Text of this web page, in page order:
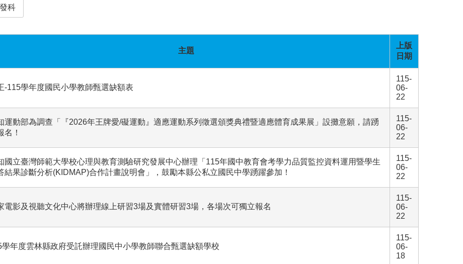
科
主題
上版
日期
-115學年度國民小學教師甄選缺額表
115-
06-
22
運動部為調查「『2026年王牌愛/礙運動』適應運動系列徵選頒獎典禮暨適應體育成果展」設攤意願，請踴
名！
115-
06-
22
國立臺灣師範大學校心理與教育測驗研究發展中心辦理「115年國中教育會考學力品質監控資料運用暨學生
結果診斷分析(KIDMAP)合作計畫說明會」，鼓勵本縣公私立國民中學踴躍參加！
115-
06-
22
電影及視聽文化中心將辦理線上研習3場及實體研習3場，各場次可獨立報名
115-
06-
22
學年度雲林縣政府受託辦理國民中小學教師聯合甄選缺額學校
115-
06-
18